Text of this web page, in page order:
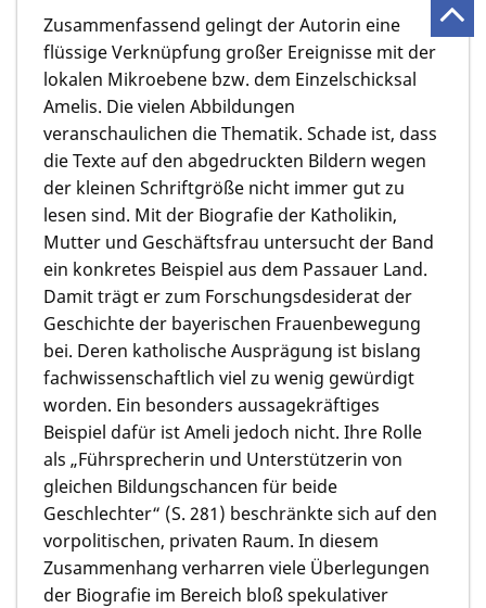
Zusammenfassend gelingt der Autorin eine
flüssige Verknüpfung großer Ereignisse mit der
lokalen Mikroebene bzw. dem Einzelschicksal
Amelis. Die vielen Abbildungen
veranschaulichen die Thematik. Schade ist, dass
die Texte auf den abgedruckten Bildern wegen
der kleinen Schriftgröße nicht immer gut zu
lesen sind. Mit der Biografie der Katholikin,
Mutter und Geschäftsfrau untersucht der Band
ein konkretes Beispiel aus dem Passauer Land.
Damit trägt er zum Forschungsdesiderat der
Geschichte der bayerischen Frauenbewegung
bei. Deren katholische Ausprägung ist bislang
fachwissenschaftlich viel zu wenig gewürdigt
worden. Ein besonders aussagekräftiges
Beispiel dafür ist Ameli jedoch nicht. Ihre Rolle
als „Führsprecherin und Unterstützerin von
gleichen Bildungschancen für beide
Geschlechter“ (S. 281) beschränkte sich auf den
vorpolitischen, privaten Raum. In diesem
Zusammenhang verharren viele Überlegungen
der Biografie im Bereich bloß spekulativer